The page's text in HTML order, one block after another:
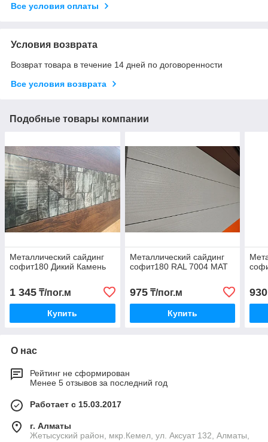
Все условия оплаты
Условия возврата
Возврат товара в течение 14 дней по договоренности
Все условия возврата
Подобные товары компании
Металлический сайдинг
софит180 Дикий Камень
1 345 ₸/пог.м
Купить
Металлический сайдинг
софит180 RAL 7004 МАТ
975₸/пог.м
Купить
930
О нас
Рейтинг не сформирован
Менее 5 отзывов за последний год
Работает с 15.03.2017
г. Алматы
Жетысуский район, мкр.Кемел, ул. Аксуат 132, Алматы,